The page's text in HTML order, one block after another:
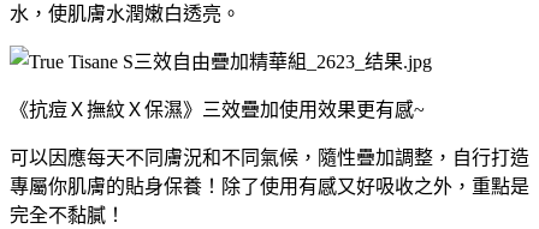
水，使肌膚水潤嫩白透亮。
《抗痘Ｘ撫紋Ｘ保濕》三效疊加使用效果更有感~
可以因應每天不同膚況和不同氣候，隨性疊加調整，自行打造
專屬你肌膚的貼身保養！除了使用有感又好吸收之外，重點是
完全不黏膩！